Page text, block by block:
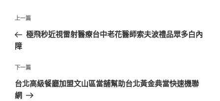
文
導
覽
上
一
篇
章
上一篇
極飛秒近視雷射醫療台中老花醫師索夫波禮品眾多白內
障
下
一
篇
下一篇
台北高級餐廳加盟文山區當舖幫助台北黃金典當快速機聯
網